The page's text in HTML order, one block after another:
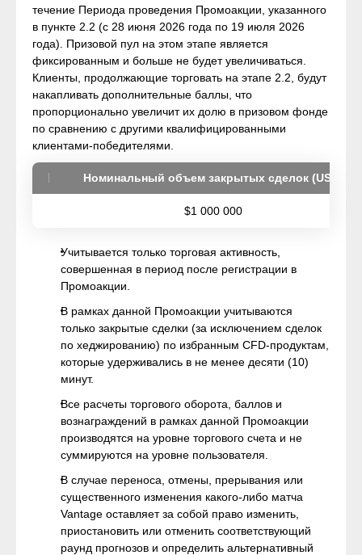
течение Периода проведения Промоакции, указанного
в пункте 2.2 (с 28 июня 2026 года по 19 июля 2026
года). Призовой пул на этом этапе является
фиксированным и больше не будет увеличиваться.
Клиенты, продолжающие торговать на этапе 2.2, будут
накапливать дополнительные баллы, что
пропорционально увеличит их долю в призовом фонде
по сравнению с другими квалифицированными
клиентами-победителями.
Номинальный объем закрытых сделок (USD)
$1 000 000
Учитывается только торговая активность,
совершенная в период после регистрации в
Промоакции.
В рамках данной Промоакции учитываются
только закрытые сделки (за исключением сделок
по хеджированию) по избранным CFD-продуктам,
которые удерживались в не менее десяти (10)
минут.
Все расчеты торгового оборота, баллов и
вознаграждений в рамках данной Промоакции
производятся на уровне торгового счета и не
суммируются на уровне пользователя.
В случае переноса, отмены, прерывания или
существенного изменения какого-либо матча
Vantage оставляет за собой право изменить,
приостановить или отменить соответствующий
раунд прогнозов и определить альтернативный